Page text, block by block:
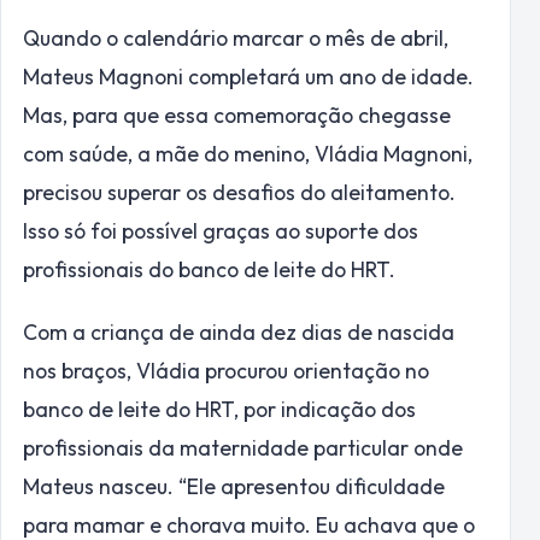
Quando o calendário marcar o mês de abril,
Mateus Magnoni completará um ano de idade.
Mas, para que essa comemoração chegasse
com saúde, a mãe do menino, Vládia Magnoni,
precisou superar os desafios do aleitamento.
Isso só foi possível graças ao suporte dos
profissionais do banco de leite do HRT.
Com a criança de ainda dez dias de nascida
nos braços, Vládia procurou orientação no
banco de leite do HRT, por indicação dos
profissionais da maternidade particular onde
Mateus nasceu. “Ele apresentou dificuldade
para mamar e chorava muito. Eu achava que o